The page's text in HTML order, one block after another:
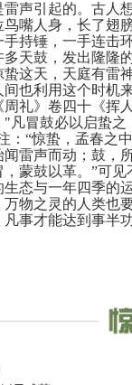
雷声引起的。古人
鸟嘴人身，长了翅
手持锤，一手连击
多天鼓，发出隆隆
蛰这天，天庭有雷
间也利用这个时机
周礼》卷四十《挥
"凡冒鼓必以启蛰之
：“惊蛰，孟春之
闻雷声而动；鼓，
，蒙鼓以革。”可见
生态与一年四季的
万物之灵的人类也
凡事才能达到事半